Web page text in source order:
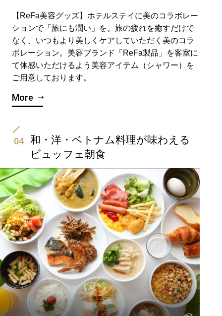
【ReFa美容グッズ】ホテルステイに美のコラボレー
ションで「旅にも潤い」を。旅の疲れを癒すだけで
なく、いつもより美しくケアしていただく美のコラ
ボレーション。美容ブランド「ReFa製品」を客室に
て体感いただけるよう美容アイテム（シャワー）を
ご用意しております。
More
04
和・洋・ベトナム料理が味わえる
ビュッフェ朝食